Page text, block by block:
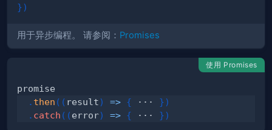
})
用于异步编程。 请参阅： Promises
使用 Promises
. then ( ( result) => { ··· })
. catch ( (error) => { ··· })